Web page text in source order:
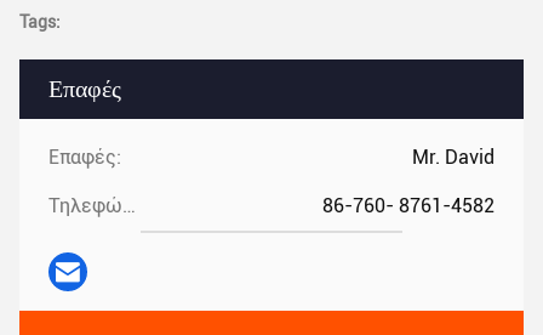
Επαφές
Επαφές: Mr. David
Τηλεφώνημα: 86-760- 8761-4582
Tags: